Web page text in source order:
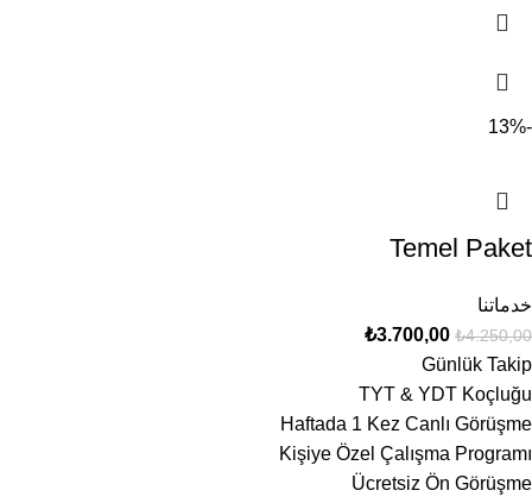
-13%
Temel Paket
خدماتنا
₺4.250,00
₺3.700,00
Günlük Takip
TYT & YDT Koçluğu
Haftada 1 Kez Canlı Görüşme
Kişiye Özel Çalışma Programı
Ücretsiz Ön Görüşme